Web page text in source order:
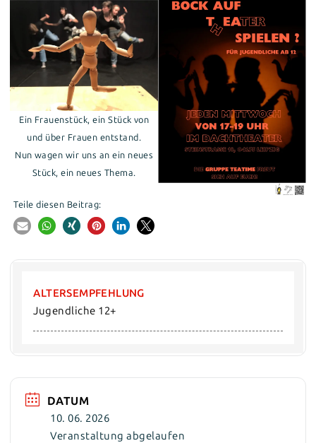
Ein Frauenstück, ein Stück von
und über Frauen entstand.
Nun wagen wir uns an ein neues
Stück, ein neues Thema.
Teile diesen Beitrag:
ALTERSEMPFEHLUNG
Jugendliche 12+
DATUM
10. 06. 2026
Veranstaltung abgelaufen